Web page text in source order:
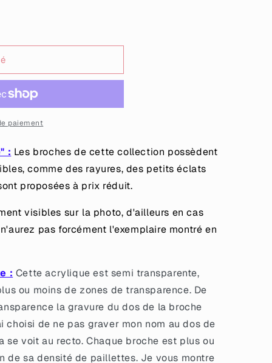
paiement
: Les broches de cette collection possèdent
comme des rayures, des petits éclats
proposées à prix réduit.
visibles sur la photo, d'ailleurs en cas
pas forcément l'exemplaire montré en
: Cette acrylique est semi transparente,
ou moins de zones de transparence. De
la gravure du dos de la broche
choisi de ne pas graver mon nom au dos de
se voit au recto. Chaque broche est plus ou
de sa densité de paillettes. Je vous montre